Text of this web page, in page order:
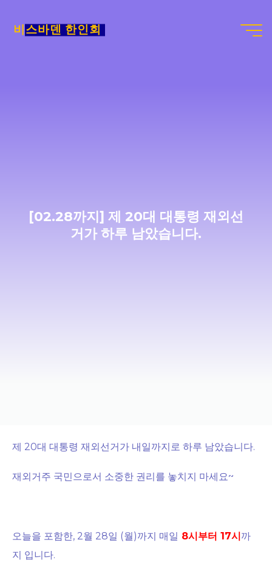
비스바덴 한인회
[02.28까지] 제 20대 대통령 재외선
거가 하루 남았습니다.
제 20대 대통령 재외선거가 내일까지로 하루 남았습니다.
재외거주 국민으로서 소중한 권리를 놓치지 마세요~
오늘을 포함한, 2월 28일 (월)까지 매일 8시부터 17시까
지 입니다.